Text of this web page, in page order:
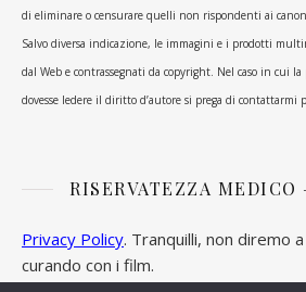
di eliminare o censurare quelli non rispondenti ai
Salvo diversa indicazione, le immagini e i prodotti
dal Web e contrassegnati da copyright. Nel caso in cui
dovesse ledere il diritto d’autore si prega di contattarmi
RISERVATEZZA MEDICO
Privacy Policy. Tranquilli, non diremo
curando con i film.